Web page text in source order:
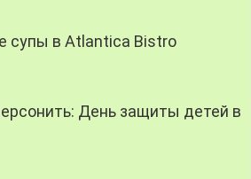
супы в Atlantica Bistro
День защиты детей в